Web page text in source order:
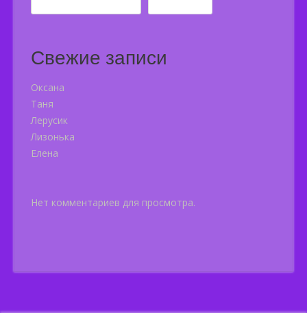
Свежие записи
Оксана
Таня
Лерусик
Лизонька
Елена
Нет комментариев для просмотра.